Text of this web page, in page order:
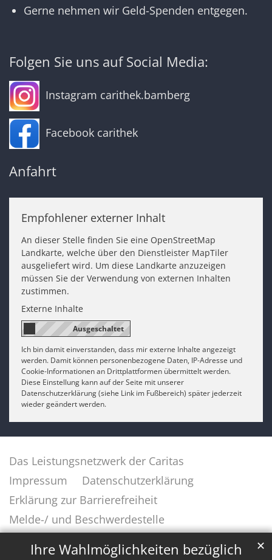
Ihre Wahlmöglichkeiten bezüglich
✕
Gerne nehmen wir Geld-Spenden entgegen.
Folgen Sie uns auf Social Media:
Instagram carithek.bamberg
Facebook carithek
Anfahrt
Empfohlener externer Inhalt
An dieser Stelle finden Sie eine OpenStreetMap
Landkarte, welche über den Dienstleister MapTiler
ausgeliefert wird. Um diese Landkarte anzuzeigen
müssen Sie der Verwendung von externen Inhalten
zustimmen.
Externe Inhalte
Ich bin damit einverstanden, dass mir externe Inhalte angezeigt
werden. Damit können personenbezogene Daten, IP-Adresse und
Cookie-Informationen an Drittplattformen übermittelt werden.
Diese Einstellung kann auf der Seite mit unserer
Datenschutzerklärung (siehe Link im Fußbereich) später jederzeit
wieder geändert werden.
Das Leistungsnetzwerk der Caritas
Impressum
Datenschutzerklärung
Erklärung zur Barrierefreiheit
Melde-/ und Beschwerdestelle